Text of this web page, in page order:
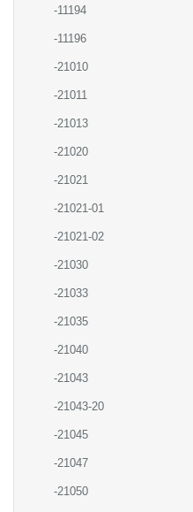
-11194
-11196
-21010
-21011
-21013
-21020
-21021
-21021-01
-21021-02
-21030
-21033
-21035
-21040
-21043
-21043-20
-21045
-21047
-21050